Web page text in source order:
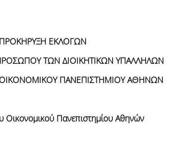
ΠΡΟΚΗΡΥΞΗ ΕΚΛΟΓΩΝ
ΤΩΝ ΔΙΟΙΚΗΤΙΚΩΝ ΥΠΑΛΛΗΛΩΝ
ΠΑΝΕΠΙΣΤΗΜΙΟΥ ΑΘΗΝΩΝ
Πανεπιστημίου Αθηνών